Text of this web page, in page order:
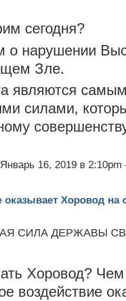
сегодня?
о нарушении
Зле.
являются
силами,
16, 2019 в
оказывает Хоровод
СИЛА ДЕРЖАВЫ
Хоровод?
воздействие